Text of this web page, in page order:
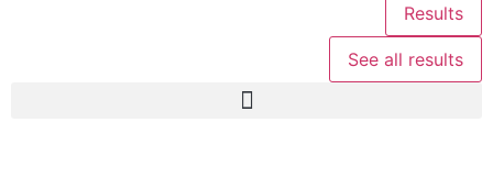
Results
See all results